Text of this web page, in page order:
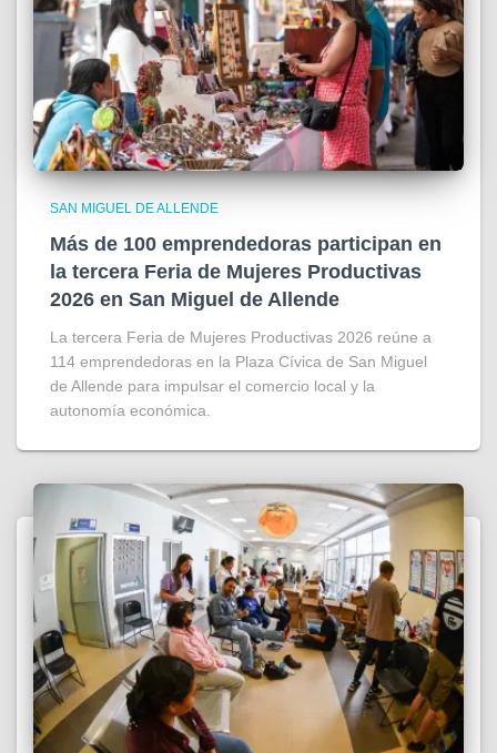
SAN MIGUEL DE ALLENDE
Más de 100 emprendedoras participan en
la tercera Feria de Mujeres Productivas
2026 en San Miguel de Allende
La tercera Feria de Mujeres Productivas 2026 reúne a
114 emprendedoras en la Plaza Cívica de San Miguel
de Allende para impulsar el comercio local y la
autonomía económica.